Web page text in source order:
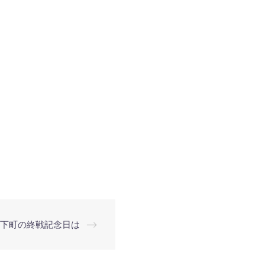
下町の終戦記念日は ⟶